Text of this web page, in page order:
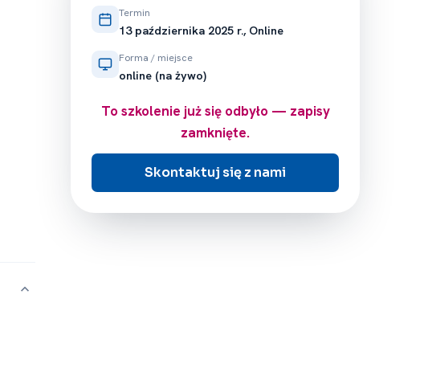
Termin
13 października 2025 r., Online
Forma / miejsce
online (na żywo)
To szkolenie już się odbyło — zapisy
zamknięte.
Skontaktuj się z nami